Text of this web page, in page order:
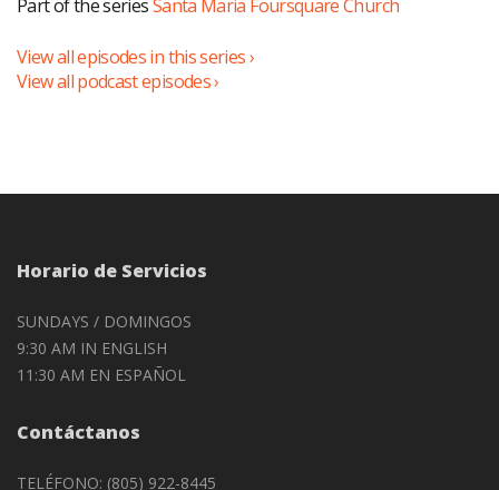
Part of the seriesSanta Maria Foursquare Church
View all episodes in this series ›
View all podcast episodes ›
Horario de Servicios
SUNDAYS / DOMINGOS
9:30 AM IN ENGLISH
11:30 AM EN ESPAÑOL
Contáctanos
TELÉFONO: (805) 922-8445